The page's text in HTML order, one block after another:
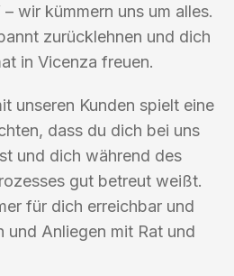
– wir kümmern uns um alles.
zurücklehnen und dich
in Vicenza freuen.
unseren Kunden spielt eine
dass du dich bei uns
und dich während des
gut betreut weißt.
für dich erreichbar und
und Anliegen mit Rat und